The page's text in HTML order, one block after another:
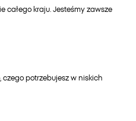
całego kraju. Jesteśmy zawsze
potrzebujesz w niskich